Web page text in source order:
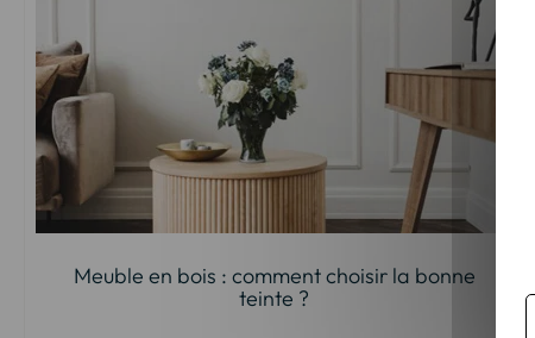
Meuble en bois : comment choisir la bonne
teinte ?